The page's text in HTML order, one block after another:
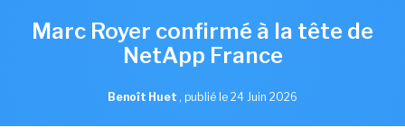
Marc Royer confirmé à la tête de
NetApp France
Benoît Huet , publié le 24 Juin 2026